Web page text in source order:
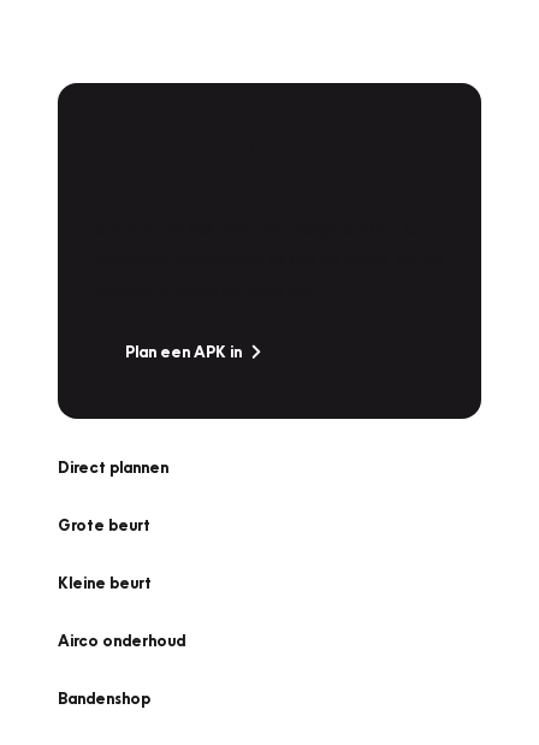
Plan een APK in
Direct plannen
Grote beurt
Kleine beurt
Airco onderhoud
Bandenshop